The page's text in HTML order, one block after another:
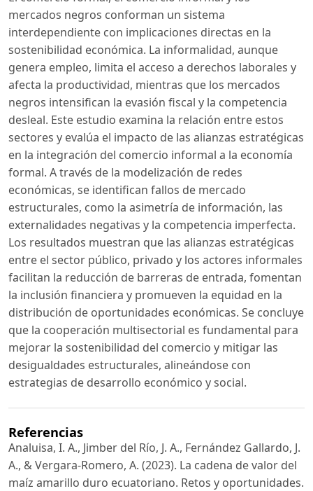
mercados negros conforman un sistema
interdependiente con implicaciones directas en la
sostenibilidad económica. La informalidad, aunque
genera empleo, limita el acceso a derechos laborales y
afecta la productividad, mientras que los mercados
negros intensifican la evasión fiscal y la competencia
desleal. Este estudio examina la relación entre estos
sectores y evalúa el impacto de las alianzas estratégicas
en la integración del comercio informal a la economía
formal. A través de la modelización de redes
económicas, se identifican fallos de mercado
estructurales, como la asimetría de información, las
externalidades negativas y la competencia imperfecta.
Los resultados muestran que las alianzas estratégicas
entre el sector público, privado y los actores informales
facilitan la reducción de barreras de entrada, fomentan
la inclusión financiera y promueven la equidad en la
distribución de oportunidades económicas. Se concluye
que la cooperación multisectorial es fundamental para
mejorar la sostenibilidad del comercio y mitigar las
desigualdades estructurales, alineándose con
estrategias de desarrollo económico y social.
Referencias
Analuisa, I. A., Jimber del Río, J. A., Fernández Gallardo, J.
A., & Vergara-Romero, A. (2023). La cadena de valor del
maíz amarillo duro ecuatoriano. Retos y oportunidades.